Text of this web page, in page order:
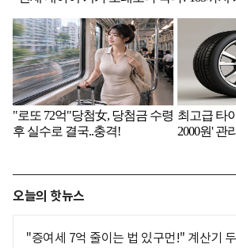
오늘의 핫뉴스
"증여세 7억 줄이는 법 있구먼!" 계산기